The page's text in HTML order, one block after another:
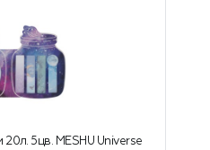
5цв. MESHU Universe